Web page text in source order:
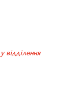
у відділення